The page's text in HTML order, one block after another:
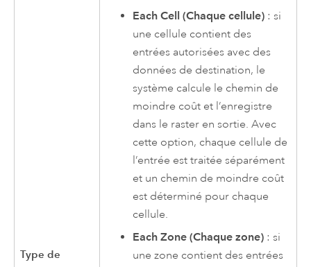
Type de
Each Cell (Chaque cellule) : si
une cellule contient des
entrées autorisées avec des
données de destination, le
système calcule le chemin de
moindre coût et l’enregistre
dans le raster en sortie. Avec
cette option, chaque cellule de
l’entrée est traitée séparément
et un chemin de moindre coût
est déterminé pour chaque
cellule.
Each Zone (Chaque zone) : si
une zone contient des entrées